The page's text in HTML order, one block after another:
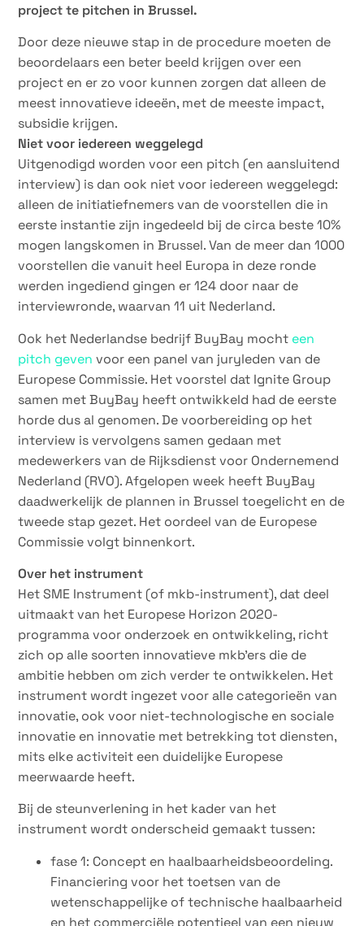
project te pitchen in Brussel.
Door deze nieuwe stap in de procedure moeten de
beoordelaars een beter beeld krijgen over een
project en er zo voor kunnen zorgen dat alleen de
meest innovatieve ideeën, met de meeste impact,
subsidie krijgen.
Niet voor iedereen weggelegd
Uitgenodigd worden voor een pitch (en aansluitend
interview) is dan ook niet voor iedereen weggelegd:
alleen de initiatiefnemers van de voorstellen die in
eerste instantie zijn ingedeeld bij de circa beste 10%
mogen langskomen in Brussel. Van de meer dan 1000
voorstellen die vanuit heel Europa in deze ronde
werden ingediend gingen er 124 door naar de
interviewronde, waarvan 11 uit Nederland.
Ook het Nederlandse bedrijf BuyBay mocht een
pitch geven voor een panel van juryleden van de
Europese Commissie. Het voorstel dat Ignite Group
samen met BuyBay heeft ontwikkeld had de eerste
horde dus al genomen. De voorbereiding op het
interview is vervolgens samen gedaan met
medewerkers van de Rijksdienst voor Ondernemend
Nederland (RVO). Afgelopen week heeft BuyBay
daadwerkelijk de plannen in Brussel toegelicht en de
tweede stap gezet. Het oordeel van de Europese
Commissie volgt binnenkort.
Over het instrument
Het SME Instrument (of mkb-instrument), dat deel
uitmaakt van het Europese Horizon 2020-
programma voor onderzoek en ontwikkeling, richt
zich op alle soorten innovatieve mkb’ers die de
ambitie hebben om zich verder te ontwikkelen. Het
instrument wordt ingezet voor alle categorieën van
innovatie, ook voor niet-technologische en sociale
innovatie en innovatie met betrekking tot diensten,
mits elke activiteit een duidelijke Europese
meerwaarde heeft.
Bij de steunverlening in het kader van het
instrument wordt onderscheid gemaakt tussen:
fase 1: Concept en haalbaarheidsbeoordeling.
Financiering voor het toetsen van de
wetenschappelijke of technische haalbaarheid
en het commerciële potentieel van een nieuw